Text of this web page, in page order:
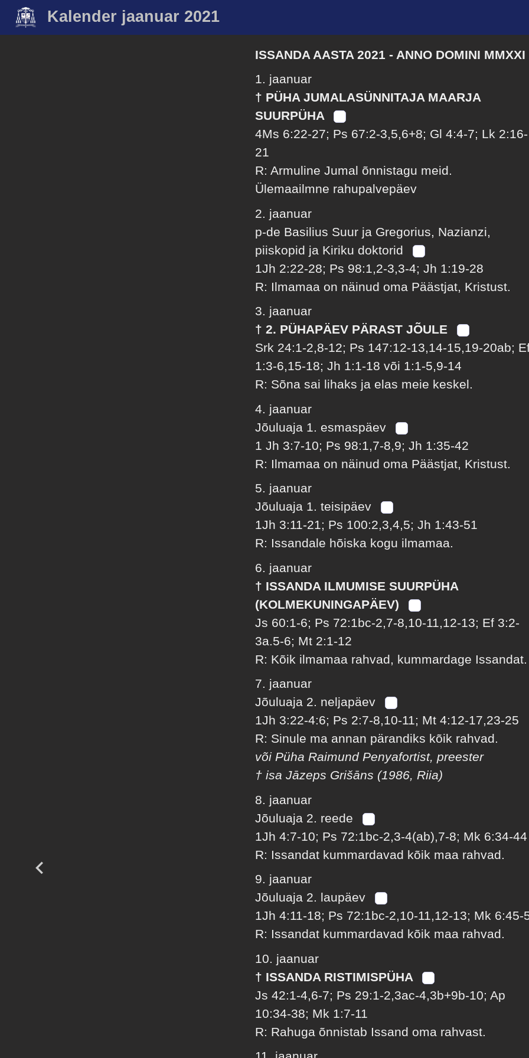
Kalender jaanuar 2021
ISSANDA AASTA 2021 - ANNO DOMINI MMXXI
1. jaanuar
† PÜHA JUMALASÜNNITAJA MAARJA
SUURPÜHA
4Ms 6:22-27; Ps 67:2-3,5,6+8; Gl 4:4-7; Lk 2:16-
21
R: Armuline Jumal õnnistagu meid.
Ülemaailmne rahupalvepäev
2. jaanuar
p-de Basilius Suur ja Gregorius, Nazianzi,
piiskopid ja Kiriku doktorid
1Jh 2:22-28; Ps 98:1,2-3,3-4; Jh 1:19-28
R: Ilmamaa on näinud oma Päästjat, Kristust.
3. jaanuar
† 2. PÜHAPÄEV PÄRAST JÕULE
Srk 24:1-2,8-12; Ps 147:12-13,14-15,19-20ab;
1:3-6,15-18; Jh 1:1-18 või 1:1-5,9-14
R: Sõna sai lihaks ja elas meie keskel.
4. jaanuar
Jõuluaja 1. esmaspäev
1 Jh 3:7-10; Ps 98:1,7-8,9; Jh 1:35-42
R: Ilmamaa on näinud oma Päästjat, Kristust.
5. jaanuar
Jõuluaja 1. teisipäev
1Jh 3:11-21; Ps 100:2,3,4,5; Jh 1:43-51
R: Issandale hõiska kogu ilmamaa.
6. jaanuar
† ISSANDA ILMUMISE SUURPÜHA
(KOLMEKUNINGAPÄEV)
Js 60:1-6; Ps 72:1bc-2,7-8,10-11,12-13; Ef 3:2-
3a.5-6; Mt 2:1-12
R: Kõik ilmamaa rahvad, kummardage Issandat.
7. jaanuar
Jõuluaja 2. neljapäev
1Jh 3:22-4:6; Ps 2:7-8,10-11; Mt 4:12-17,23-25
R: Sinule ma annan pärandiks kõik rahvad.
või Püha Raimund Penyafortist, preester
† isa Jāzeps Grišāns (1986, Riia)
8. jaanuar
Jõuluaja 2. reede
1Jh 4:7-10; Ps 72:1bc-2,3-4(ab),7-8; Mk 6:34-44
R: Issandat kummardavad kõik maa rahvad.
9. jaanuar
Jõuluaja 2. laupäev
1Jh 4:11-18; Ps 72:1bc-2,10-11,12-13; Mk 6:45-
R: Issandat kummardavad kõik maa rahvad.
10. jaanuar
† ISSANDA RISTIMISPÜHA
Js 42:1-4,6-7; Ps 29:1-2,3ac-4,3b+9b-10; Ap
10:34-38; Mk 1:7-11
R: Rahuga õnnistab Issand oma rahvast.